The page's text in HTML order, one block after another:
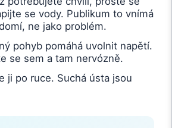
se vody. Publikum to vnímá
ne jako problém.
pohyb pomáhá uvolnit napětí.
se sem a tam nervózně.
ji po ruce. Suchá ústa jsou